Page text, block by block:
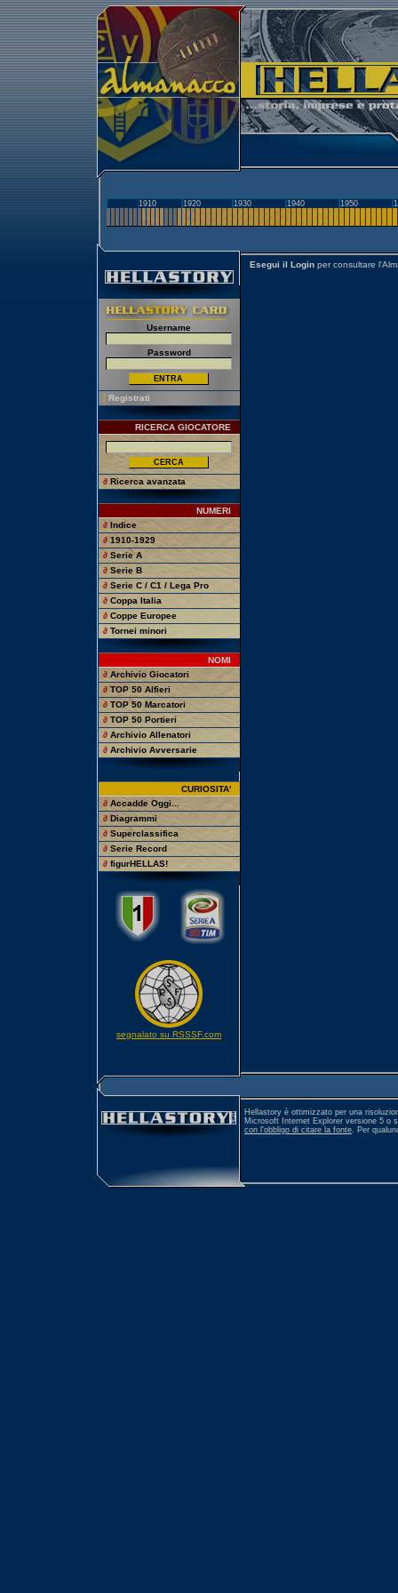
1910 1920 1930 1940 1950
Username
Password
[ Registrati
RICERCA GIOCATORE
∂ Ricerca avanzata
NUMERI
∂ Indice
∂ 1910-1929
∂ Serie A
∂ Serie B
∂ Serie C / C1 / Lega Pro
∂ Coppa Italia
∂ Coppe Europee
∂ Tornei minori
NOMI
∂ Archivio Giocatori
∂ TOP 50 Alfieri
∂ TOP 50 Marcatori
∂ TOP 50 Portieri
∂ Archivio Allenatori
∂ Archivio Avversarie
CURIOSITA'
∂ Accadde Oggi...
∂ Diagrammi
∂ Superclassifica
∂ Serie Record
∂ figurHELLAS!
segnalato su RSSSF.com
Esegui il Login per consultare
Hellastory è ottimizzato per una
Microsoft Internet Explorer versione 5 o
con l'obbligo di citare la fonte. Per